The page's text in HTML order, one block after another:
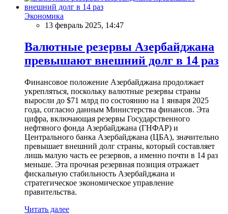
Экономика
13 февраль 2025, 14:47
Валютные резервы Азербайджана
превышают внешний долг в 14 раз
Финансовое положение Азербайджана продолжает
укрепляться, поскольку валютные резервы страны
выросли до $71 млрд по состоянию на 1 января 2025
года, согласно данным Министерства финансов. Эта
цифра, включающая резервы Государственного
нефтяного фонда Азербайджана (ГНФАР) и
Центрального банка Азербайджана (ЦБА), значительно
превышает внешний долг страны, который составляет
лишь малую часть ее резервов, а именно почти в 14 раз
меньше. Эта прочная резервная позиция отражает
фискальную стабильность Азербайджана и
стратегическое экономическое управление
правительства.
Читать далее